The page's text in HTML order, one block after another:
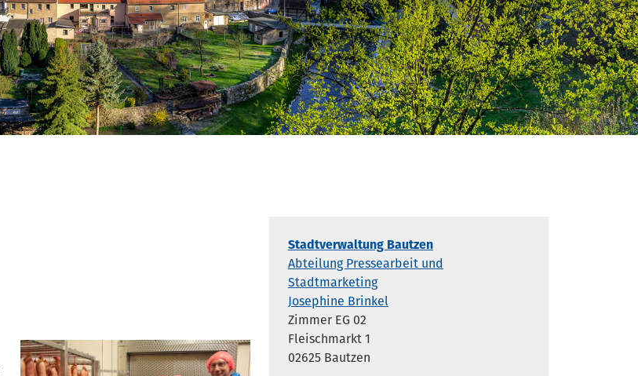
Stadtverwaltung Bautzen
Abteilung Pressearbeit und
Stadtmarketing
Josephine Brinkel
Zimmer EG 02
Fleischmarkt 1
02625 Bautzen